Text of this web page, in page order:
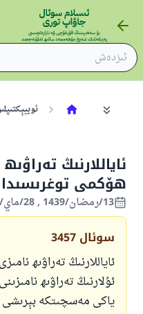
ئاياللارنىڭ
ھۆكمى توغرىسىدا
13/رمضان/1439 , 28/ماي/2018
سوئال 3457
ئاياللارنىڭ تەراۋىھ
ئۇلارنىڭ تەراۋىھ
ياكى مەسچىتكە